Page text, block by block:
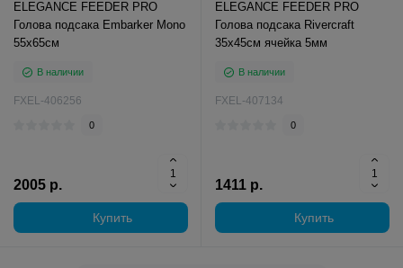
ELEGANCE FEEDER PRO
Голова подсака Embarker Mono
55х65см
В наличии
FXEL-406256
0
2005 р.
Купить
ELEGANCE FEEDER PRO
Голова подсака Rivercraft
35х45см ячейка 5мм
В наличии
FXEL-407134
0
1411 р.
Купить